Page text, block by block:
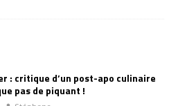
: critique d’un post-apo culinaire
pas de piquant !